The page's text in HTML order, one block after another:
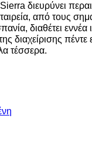
διευρύνει
από τους
διαθέτει εννέα
διαχείρισης
τέσσερα.